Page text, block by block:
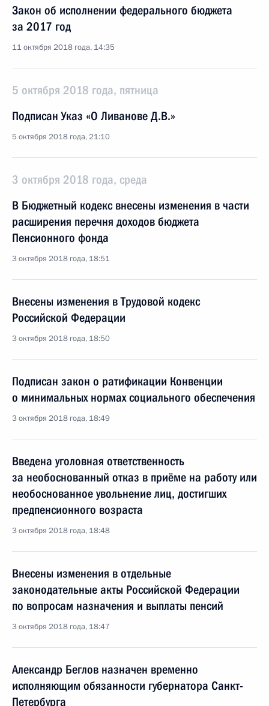
Закон об исполнении федерального бюджета
за 2017 год
11 октября 2018 года, 14:35
5 октября 2018 года, пятница
Подписан Указ «О Ливанове Д.В.»
5 октября 2018 года, 21:10
3 октября 2018 года, среда
В Бюджетный кодекс внесены изменения в части
расширения перечня доходов бюджета
Пенсионного фонда
3 октября 2018 года, 18:51
Внесены изменения в Трудовой кодекс
Российской Федерации
3 октября 2018 года, 18:50
Подписан закон о ратификации Конвенции
о минимальных нормах социального обеспечения
3 октября 2018 года, 18:49
Введена уголовная ответственность
за необоснованный отказ в приёме на работу или
необоснованное увольнение лиц, достигших
предпенсионного возраста
3 октября 2018 года, 18:48
Внесены изменения в отдельные
законодательные акты Российской Федерации
по вопросам назначения и выплаты пенсий
3 октября 2018 года, 18:47
Александр Беглов назначен временно
исполняющим обязанности губернатора Санкт-
Петербурга